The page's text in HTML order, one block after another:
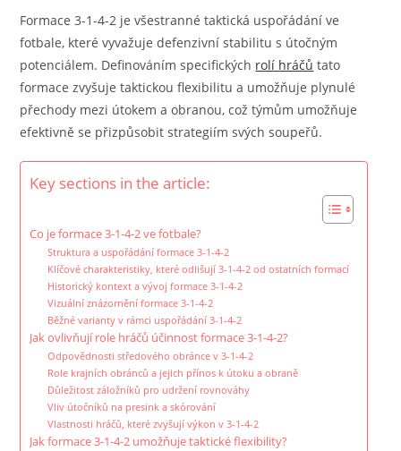
Formace 3-1-4-2 je všestranné taktická uspořádání ve
fotbale, které vyvažuje defenzivní stabilitu s útočným
potenciálem. Definováním specifických rolí hráčů tato
formace zvyšuje taktickou flexibilitu a umožňuje plynulé
přechody mezi útokem a obranou, což týmům umožňuje
efektivně se přizpůsobit strategiím svých soupeřů.
Key sections in the article:
Co je formace 3-1-4-2 ve fotbale?
Struktura a uspořádání formace 3-1-4-2
Klíčové charakteristiky, které odlišují 3-1-4-2 od ostatních formací
Historický kontext a vývoj formace 3-1-4-2
Vizuální znázornění formace 3-1-4-2
Běžné varianty v rámci uspořádání 3-1-4-2
Jak ovlivňují role hráčů účinnost formace 3-1-4-2?
Odpovědnosti středového obránce v 3-1-4-2
Role krajních obránců a jejich přínos k útoku a obraně
Důležitost záložníků pro udržení rovnováhy
Vliv útočníků na presink a skórování
Vlastnosti hráčů, které zvyšují výkon v 3-1-4-2
Jak formace 3-1-4-2 umožňuje taktické flexibility?